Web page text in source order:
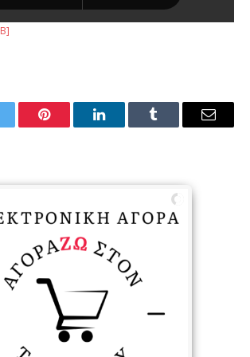
Pinterest LinkedInTumblr Email